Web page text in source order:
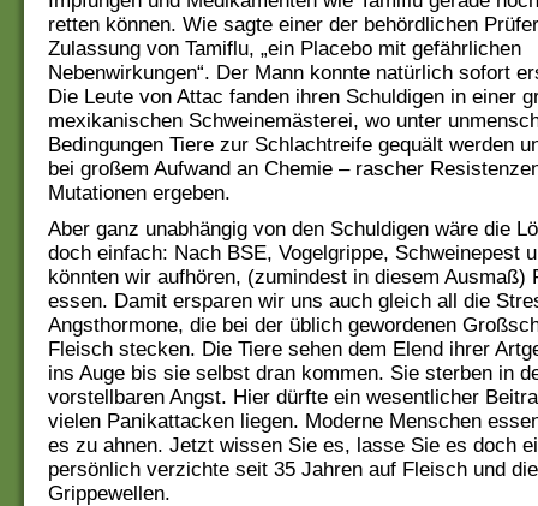
retten können. Wie sagte einer der behördlichen
Zulassung von Tamiflu, „ein Placebo mit gefährlichen
Nebenwirkungen“. Der Mann konnte natürlich sofort
Die Leute von Attac fanden ihren Schuldigen in einer
mexikanischen Schweinemästerei, wo unter
Bedingungen Tiere zur Schlachtreife gequält werden
bei großem Aufwand an Chemie – rascher
Mutationen ergeben.
Aber ganz unabhängig von den Schuldigen wäre die
doch einfach: Nach BSE, Vogelgrippe, Schweinepest
könnten wir aufhören, (zumindest in diesem Ausmaß)
essen. Damit ersparen wir uns auch gleich all die
Angsthormone, die bei der üblich gewordenen
Fleisch stecken. Die Tiere sehen dem Elend ihrer
ins Auge bis sie selbst dran kommen. Sie sterben in
vorstellbaren Angst. Hier dürfte ein wesentlicher
vielen Panikattacken liegen. Moderne Menschen
es zu ahnen. Jetzt wissen Sie es, lasse Sie es doch
persönlich verzichte seit 35 Jahren auf Fleisch und
Grippewellen.